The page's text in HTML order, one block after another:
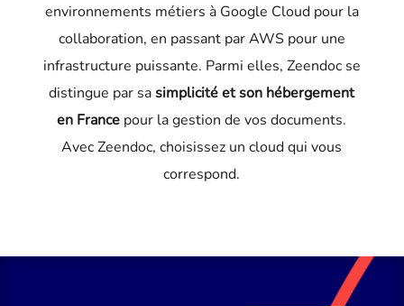
environnements métiers à Google Cloud pour la
collaboration, en passant par AWS pour une
infrastructure puissante. Parmi elles, Zeendoc se
distingue par sasimplicité et son hébergement
en France pour la gestion de vos documents.
Avec Zeendoc, choisissez un cloud qui vous
correspond.